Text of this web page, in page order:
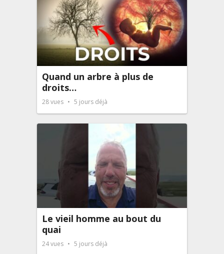
Quand un arbre à plus de
droits…
28vues 5 jours déjà
Le vieil homme au bout du
quai
24vues 5 jours déjà